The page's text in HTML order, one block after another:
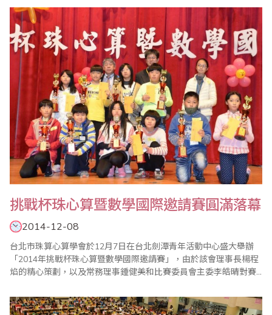
委員會有多位成員、老師長期投入年長者的珠算教學，頗有成效，
值得嘉許。 會中除報告珠算委員會103年度珠算推廣工作外，也通
過104年度各項重點工作，包括1年4次的..
挑戰杯珠心算暨數學國際邀請賽圓滿落幕
2014-12-08
台北市珠算心算學會於12月7日在台北劍潭青年活動中心盛大舉辦
「2014年挑戰杯珠心算暨數學國際邀請賽」，由於該會理事長楊程
焰的精心策劃，以及常務理事鍾健美和比賽委員會主委李皓晴對賽
功。 大會開始進行選手宣誓，李庭彣同學帶領選手宣誓恪遵比賽規
則並服從裁判長之判決。比賽中有緊張刺激的【唸心算比賽】，一